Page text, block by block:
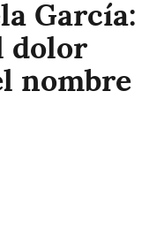
García:
dolor
nombre